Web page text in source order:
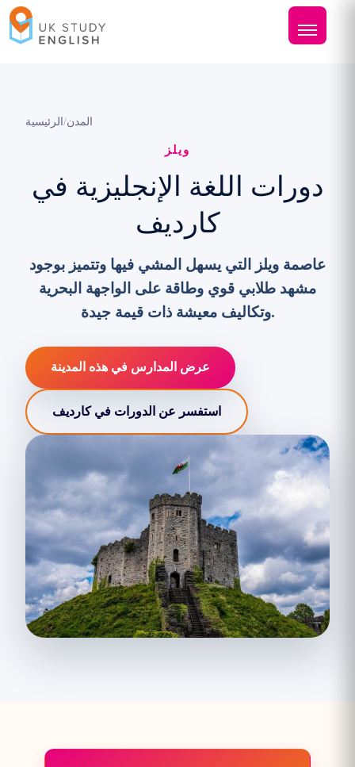
الرئيسية /المدن
ويلز
دورات اللغة الإنجليزية في
كارديف
عاصمة ويلز التي يسهل المشي فيها وتتميز بوجود
مشهد طلابي قوي وطاقة على الواجهة البحرية
وتكاليف معيشة ذات قيمة جيدة.
عرض المدارس في هذه المدينة
استفسر عن الدورات في كارديف